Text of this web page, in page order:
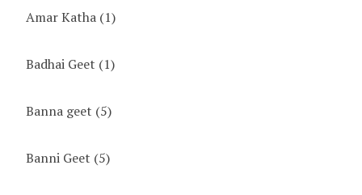
Amar Katha (1)
Badhai Geet (1)
Banna geet (5)
Banni Geet (5)